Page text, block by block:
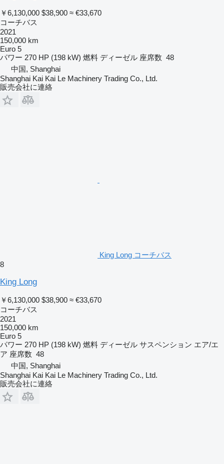
￥6,130,000 $38,900 ≈ €33,670
コーチバス
2021
150,000 km
Euro 5
パワー 270 HP (198 kW) 燃料 ディーゼル 座席数 48
中国, Shanghai
Shanghai Kai Kai Le Machinery Trading Co., Ltd.
販売会社に連絡
King Long コーチバス
8
King Long
￥6,130,000 $38,900 ≈ €33,670
コーチバス
2021
150,000 km
Euro 5
パワー 270 HP (198 kW) 燃料 ディーゼル サスペンション エア/エ
ア 座席数 48
中国, Shanghai
Shanghai Kai Kai Le Machinery Trading Co., Ltd.
販売会社に連絡